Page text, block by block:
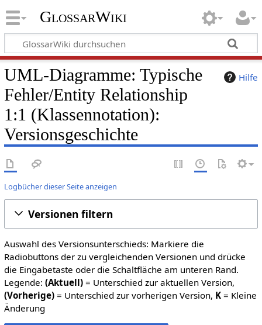
GlossarWiki
Hilfe
UML-Diagramme: Typische
Fehler/Entity Relationship
1:1 (Klassennotation):
Versionsgeschichte
Logbücher dieser Seite anzeigen
Versionen filtern
Auswahl des Versionsunterschieds: Markiere die
Radiobuttons der zu vergleichenden Versionen und drücke
die Eingabetaste oder die Schaltfläche am unteren Rand.
Legende: (Aktuell)= Unterschied zur aktuellen Version,
(Vorherige)= Unterschied zur vorherigen Version, K= Kleine
Änderung